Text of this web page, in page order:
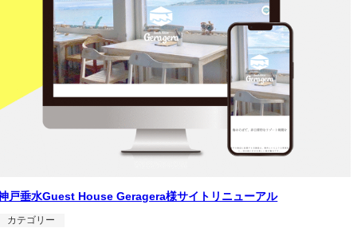
戸垂水Guest House Geragera様サイトリニューアル
カテゴリー